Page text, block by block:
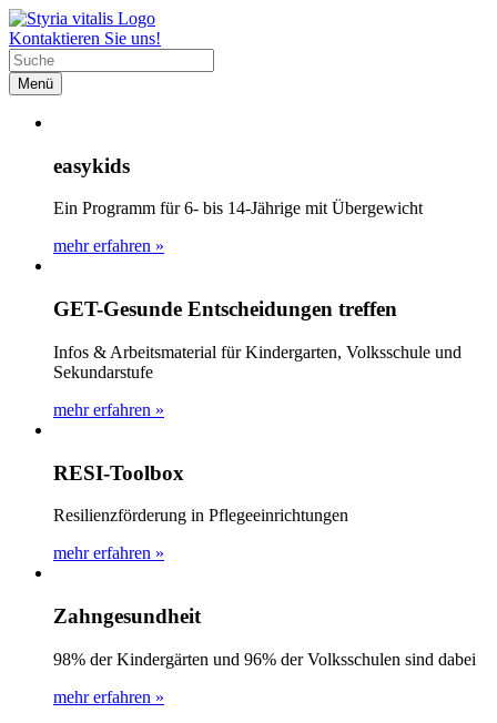
Kontaktieren Sie uns!
Menü
easykids
Ein Programm für 6- bis 14-Jährige mit Übergewicht
mehr erfahren »
GET-Gesunde Entscheidungen treffen
Infos & Arbeitsmaterial für Kindergarten, Volksschule und
Sekundarstufe
mehr erfahren »
RESI-Toolbox
Resilienzförderung in Pflegeeinrichtungen
mehr erfahren »
Zahngesundheit
98% der Kindergärten und 96% der Volksschulen sind dabei
mehr erfahren »